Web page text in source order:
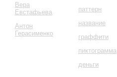
Вера
Евстафьева
Антон
Герасименко
паттерн
название
граффити
пиктограмма
деньги